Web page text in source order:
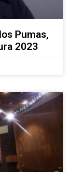
Pumas,
2023